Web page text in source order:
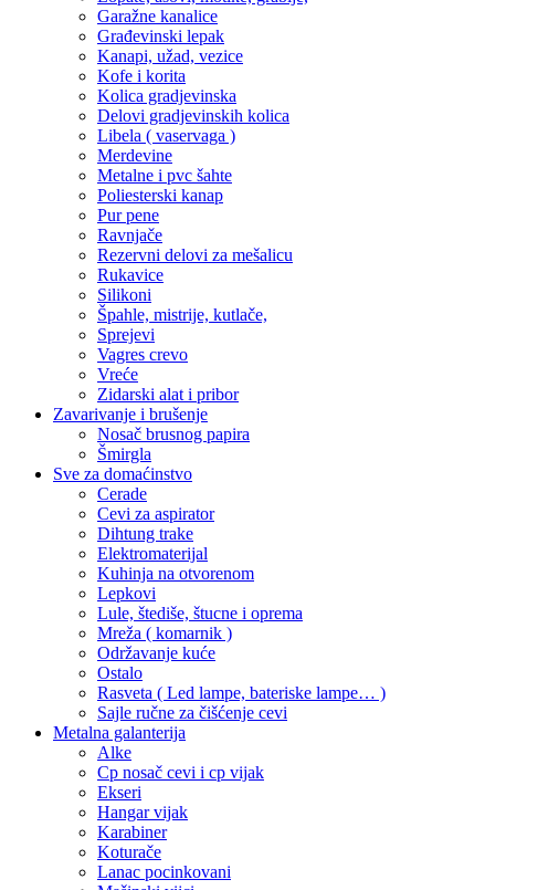
Garažne kanalice
Građevinski lepak
Kanapi, užad, vezice
Kofe i korita
Kolica gradjevinska
Delovi gradjevinskih kolica
Libela ( vaservaga )
Merdevine
Metalne i pvc šahte
Poliesterski kanap
Pur pene
Ravnjače
Rezervni delovi za mešalicu
Rukavice
Silikoni
Špahle, mistrije, kutlače,
Sprejevi
Vagres crevo
Vreće
Zidarski alat i pribor
Zavarivanje i brušenje
Nosač brusnog papira
Šmirgla
Sve za domaćinstvo
Cerade
Cevi za aspirator
Dihtung trake
Elektromaterijal
Kuhinja na otvorenom
Lepkovi
Lule, štediše, štucne i oprema
Mreža ( komarnik )
Održavanje kuće
Ostalo
Rasveta ( Led lampe, bateriske lampe… )
Sajle ručne za čišćenje cevi
Metalna galanterija
Alke
Cp nosač cevi i cp vijak
Ekseri
Hangar vijak
Karabiner
Koturače
Lanac pocinkovani